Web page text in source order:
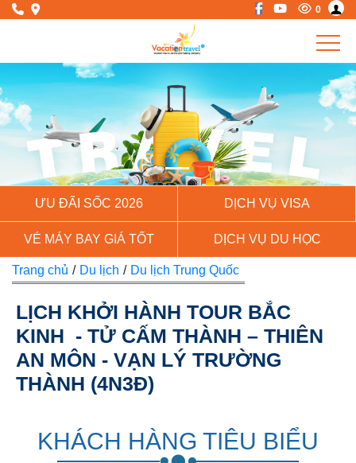
0
Previous Next
ƯU ĐÃI SỐC 2026 DỊCH VỤ VISA
VÉ MÁY BAY GIÁ TỐT DỊCH VỤ DU HỌC
Trang chủ / Du lịch / Du lịch Trung Quốc
LỊCH KHỞI HÀNH TOUR BẮC
KINH - TỬ CẤM THÀNH – THIÊN
AN MÔN - VẠN LÝ TRƯỜNG
THÀNH (4N3Đ)
KHÁCH HÀNG TIÊU BIỂU